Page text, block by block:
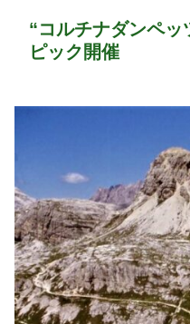
“コルチナダンペ
ピック開催